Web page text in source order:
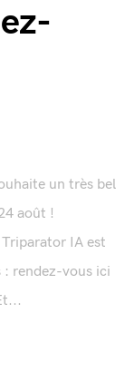
un très bel
août !
IA est
rendez-vous ici